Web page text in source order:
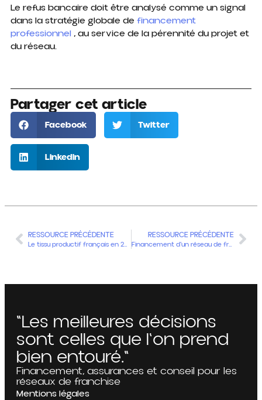
Le refus bancaire doit être analysé comme un signal
dans la stratégie globale de financement
professionnel , au service de la pérennité du projet et
du réseau.
Partager cet article
Facebook Twitter
LinkedIn
RESSOURCE PRÉCÉDENTE
Le tissu productif français en 2023 : structure, dynamiques et enjeux pour les entreprises
RESSOURCE PRÉCÉDENTE
Financement d’un réseau de franchise : structurer la croissance sans fragiliser
"Les meilleures décisions
sont celles que l'on prend
bien entouré."
Financement, assurances et conseil pour les
réseaux de franchise
Mentions légales